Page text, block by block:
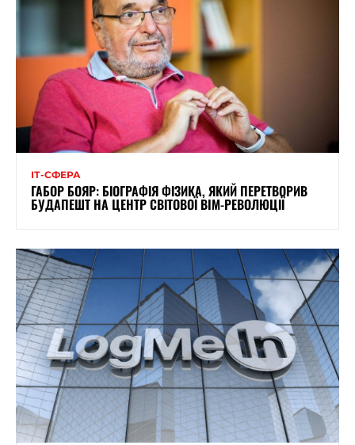
ІТ-СФЕРА
ГАБОР БОЯР: БІОГРАФІЯ ФІЗИКА, ЯКИЙ ПЕРЕТВОРИВ
БУДАПЕШТ НА ЦЕНТР СВІТОВОЇ BIM-РЕВОЛЮЦІЇ